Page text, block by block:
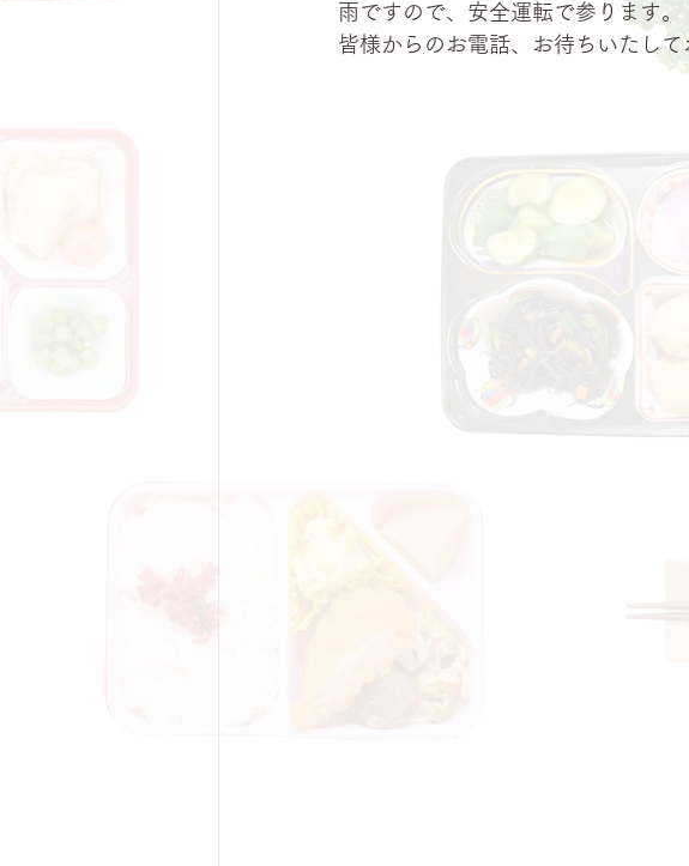
雨ですので、安全運転で参ります。
皆様からのお電話、お待ちいたして